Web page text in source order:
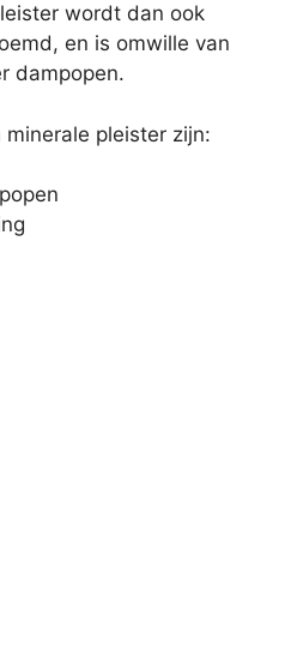
wordt dan ook
en is omwille van
dampopen.
pleister zijn: